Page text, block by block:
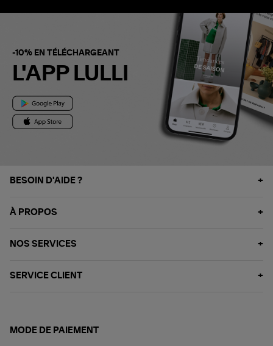
-10% EN TÉLÉCHARGEANT
L'APP LULLI
BESOIN D'AIDE ?
À PROPOS
NOS SERVICES
SERVICE CLIENT
MODE DE PAIEMENT